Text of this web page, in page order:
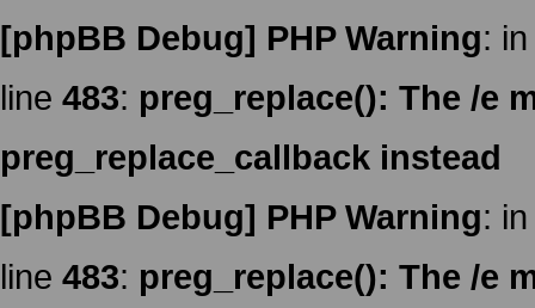
[phpBB Debug] PHP Warning:
line 483: preg_replace(): The /e
preg_replace_callback instead
[phpBB Debug] PHP Warning:
line 483: preg_replace(): The /e